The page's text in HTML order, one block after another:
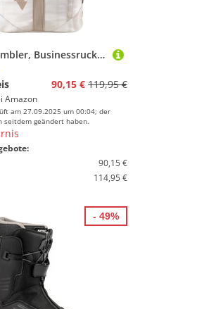
Nitro Scrambler, Businessrucksack mit Roll-Top und gepolstertem 15“ Wide Laptopfach, Urban Mobility Rucksack, Kurierrucksack, Alltagsrucksack, 28 L +
90,15 € 119,95 €
Amazon
am 27.09.2025 um 00:04; der
seitdem geändert haben.
90,15 €
114,95 €
- 49%